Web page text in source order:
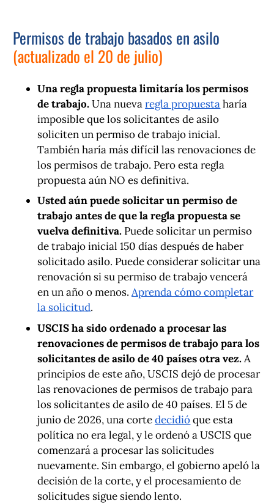
Permisos de trabajo basados ​​en asilo
(actualizado el 20 de julio)
Una regla propuesta limitaría los permisos
de trabajo.Una nuevaregla propuestaharía
imposible que los solicitantes de asilo
soliciten un permiso de trabajo inicial.
También haría más difícil las renovaciones de
los permisos de trabajo. Pero esta regla
propuesta aún NO es definitiva.
Usted aún puede solicitar un permiso de
trabajo antes de que la regla propuesta se
vuelva definitiva. Puede solicitar un permiso
de trabajo inicial 150 días después de haber
solicitado asilo. Puede considerar solicitar una
renovación si su permiso de trabajo vencerá
en un año o menos.Aprenda cómo completar
la solicitud.
USCIS ha sido ordenado a procesar las
renovaciones de permisos de trabajo para los
solicitantes de asilo de 40 países otra vez.A
principios de este año, USCIS dejó de procesar
las renovaciones de permisos de trabajo para
los solicitantes de asilo de 40 países. El 5 de
junio de 2026, una cortedecidióque esta
política no era legal, y le ordenó a USCIS que
comenzará a procesar las solicitudes
nuevamente. Sin embargo, el gobierno apeló la
decisión de la corte, y el procesamiento de
solicitudes sigue siendo lento.